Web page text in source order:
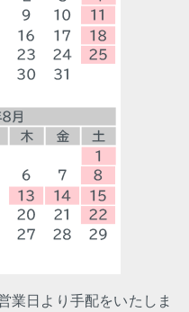
業日より手配をいたしま